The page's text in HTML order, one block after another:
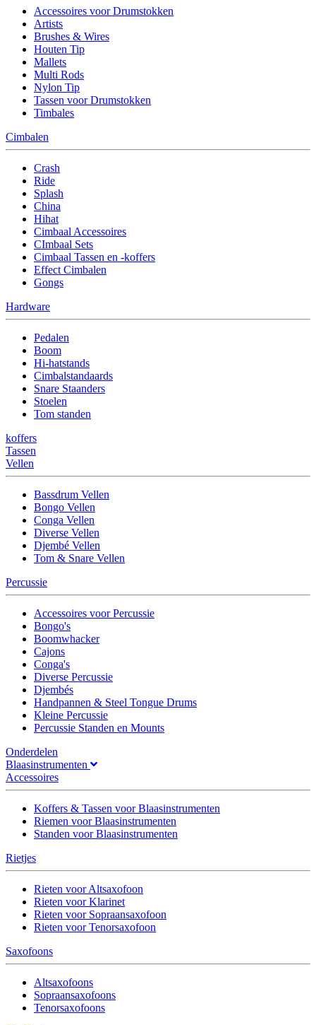
Accessoires voor Drumstokken
Artists
Brushes & Wires
Houten Tip
Mallets
Multi Rods
Nylon Tip
Tassen voor Drumstokken
Timbales
Cimbalen
Crash
Ride
Splash
China
Hihat
Cimbaal Accessoires
CImbaal Sets
Cimbaal Tassen en -koffers
Effect Cimbalen
Gongs
Hardware
Pedalen
Boom
Hi-hatstands
Cimbalstandaards
Snare Staanders
Stoelen
Tom standen
koffers
Tassen
Vellen
Bassdrum Vellen
Bongo Vellen
Conga Vellen
Diverse Vellen
Djembé Vellen
Tom & Snare Vellen
Percussie
Accessoires voor Percussie
Bongo's
Boomwhacker
Cajons
Conga's
Diverse Percussie
Djembés
Handpannen & Steel Tongue Drums
Kleine Percussie
Percussie Standen en Mounts
Onderdelen
Blaasinstrumenten
Accessoires
Koffers & Tassen voor Blaasinstrumenten
Riemen voor Blaasinstrumenten
Standen voor Blaasinstrumenten
Rietjes
Rieten voor Altsaxofoon
Rieten voor Klarinet
Rieten voor Sopraansaxofoon
Rieten voor Tenorsaxofoon
Saxofoons
Altsaxofoons
Sopraansaxofoons
Tenorsaxofoons